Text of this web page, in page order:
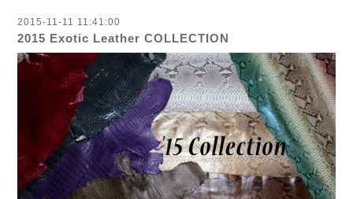
2015-11-11 11:41:00
2015 Exotic Leather COLLECTION